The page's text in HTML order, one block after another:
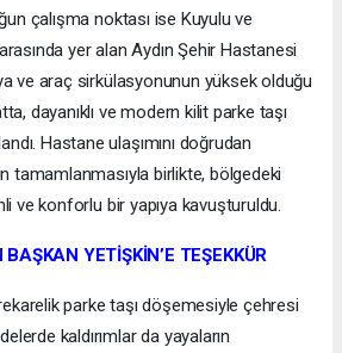
çalışma noktası ise Kuyulu ve
yer alan Aydın Şehir Hastanesi
ve araç sirkülasyonunun yüksek olduğu
dayanıklı ve modern kilit parke taşı
Hastane ulaşımını doğrudan
tamamlanmasıyla birlikte, bölgedeki
ve konforlu bir yapıya kavuşturuldu.
YETİŞKİN’E TEŞEKKÜR
parke taşı döşemesiyle çehresi
kaldırımlar da yayaların